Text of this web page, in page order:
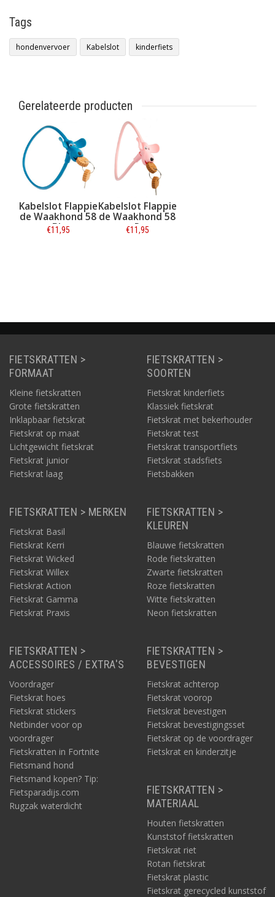
Tags
hondenvervoer Kabelslot kinderfiets
Gerelateerde producten
Kabelslot Flappie
de Waakhond 58
cm Blauw
€11,95
Kabelslot Flappie
de Waakhond 58
cm Roze
€11,95
FIETSKRATTEN >
FORMAAT
Kleine fietskratten
Grote fietskratten
Inklapbaar fietskrat
Fietskrat op maat
Lichtgewicht fietskrat
Fietskrat junior
Fietskrat laag
FIETSKRATTEN >
SOORTEN
Fietskrat kinderfiets
Klassiek fietskrat
Fietskrat met bekerhouder
Fietskrat test
Fietskrat transportfiets
Fietskrat stadsfiets
Fietsbakken
FIETSKRATTEN > MERKEN
Fietskrat Basil
Fietskrat Kerri
Fietskrat Wicked
Fietskrat Willex
Fietskrat Action
Fietskrat Gamma
Fietskrat Praxis
FIETSKRATTEN >
KLEUREN
Blauwe fietskratten
Rode fietskratten
Zwarte fietskratten
Roze fietskratten
Witte fietskratten
Neon fietskratten
FIETSKRATTEN >
ACCESSOIRES / EXTRA'S
Voordrager
Fietskrat hoes
Fietskrat stickers
Netbinder voor op
voordrager
Fietskratten in Fortnite
Fietsmand hond
Fietsmand kopen? Tip:
Fietsparadijs.com
Rugzak waterdicht
FIETSKRATTEN >
BEVESTIGEN
Fietskrat achterop
Fietskrat voorop
Fietskrat bevestigen
Fietskrat bevestigingsset
Fietskrat op de voordrager
Fietskrat en kinderzitje
FIETSKRATTEN >
MATERIAAL
Houten fietskratten
Kunststof fietskratten
Fietskrat riet
Rotan fietskrat
Fietskrat plastic
Fietskrat gerecycled kunststof